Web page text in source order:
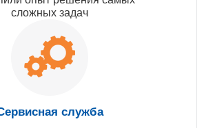
сложных задач
служба